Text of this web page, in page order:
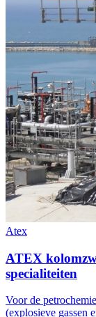
Atex
ATEX
specialiteiten
Voor de
(explosieve gassen